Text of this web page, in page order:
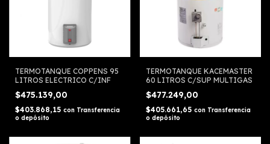
TERMOTANQUE COPPENS 95
LITROS ELECTRICO C/INF
$475.139,00
$403.868,15 con Transferencia
o depósito
TERMOTANQUE KACEMASTER
60 LITROS C/SUP MULTIGAS
$477.249,00
$405.661,65 con Transferencia
o depósito